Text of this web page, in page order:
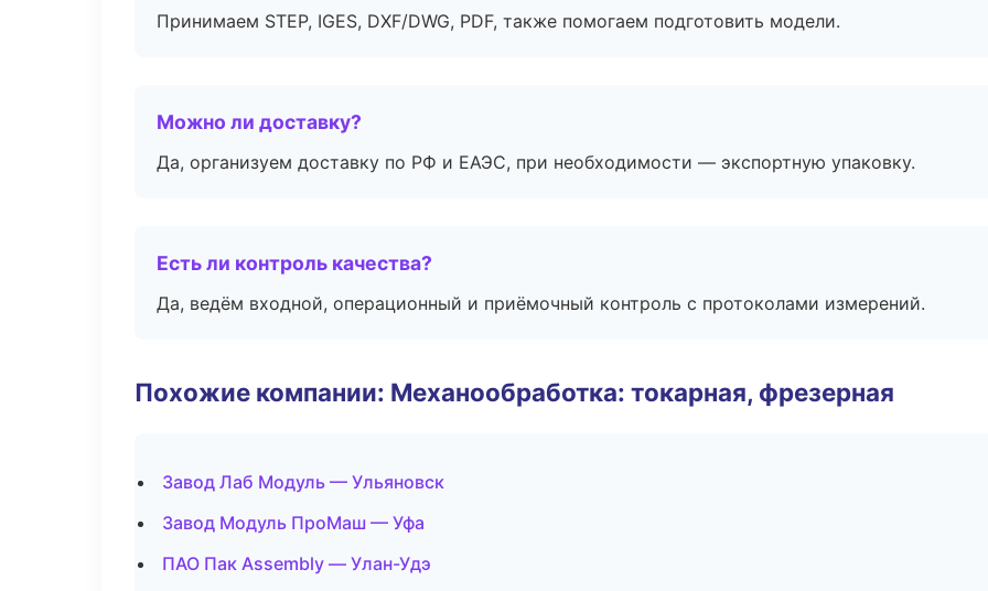
Принимаем STEP, IGES, DXF/DWG, PDF, также помогаем подготовить модели.
Можно ли доставку?
Да, организуем доставку по РФ и ЕАЭС, при необходимости — экспортную упаковку.
Есть ли контроль качества?
Да, ведём входной, операционный и приёмочный контроль с протоколами измерений.
Похожие компании: Механообработка: токарная, фрезерная
Завод Лаб Модуль — Ульяновск
Завод Модуль ПроМаш — Уфа
ПАО Пак Assembly — Улан-Удэ